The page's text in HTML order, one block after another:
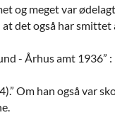
og meget var
det også har
- Århus amt 1936” :
Om han også var